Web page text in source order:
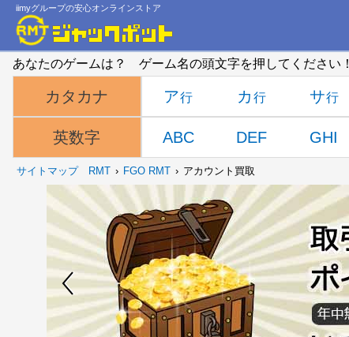
iimyグループの安心オンラインストア
あなたのゲームは？ ゲーム名の頭文字を押してください！
カタカナ
英数字
ア カ サ
ABC DEF GHI
サイトマップ RMT FGO RMT アカウント買取